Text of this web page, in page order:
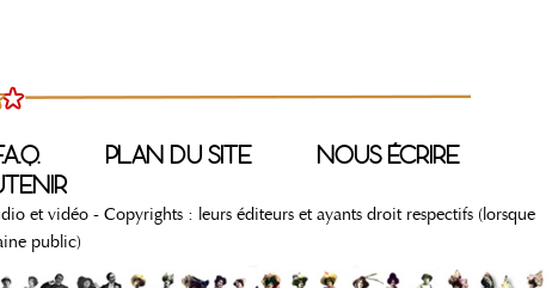
PLAN DU SITE
NOUS ÉCRIRE
et vidéo - Copyrights : leurs éditeurs et ayants droit respectifs (lorsque
public)